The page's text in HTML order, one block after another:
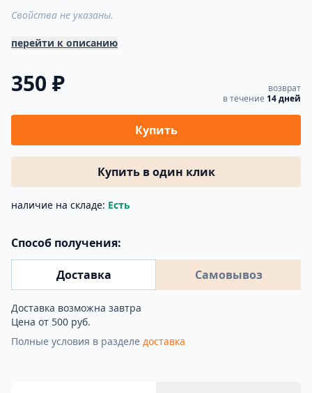
Свойства не указаны.
перейти к описанию
350 ₽
возврат
в течение 14 дней
Купить
Купить в один клик
наличие на складе: Есть
Способ получения:
Доставка Самовывоз
Доставка возможна завтра
Цена от 500 руб.
Полные условия в разделе доставка